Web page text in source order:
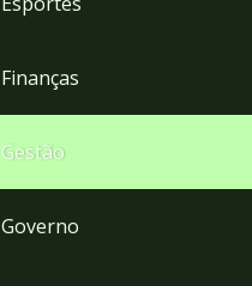
Finanças
Gestão
Governo